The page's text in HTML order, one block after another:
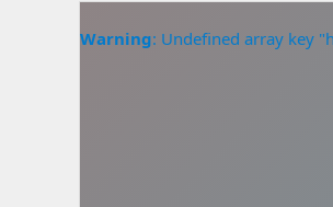
Warning: Undefined array key